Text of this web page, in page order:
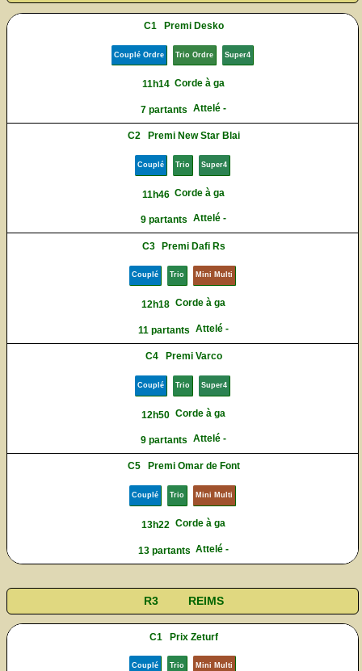
C1 Premi Desko
Couplé Ordre Trio Ordre Super4
11h14 Corde à ga
7 partants Attelé -
C2 Premi New Star Blai
Couplé Trio Super4
11h46 Corde à ga
9 partants Attelé -
C3 Premi Dafi Rs
Couplé Trio Mini Multi
12h18 Corde à ga
11 partants Attelé -
C4 Premi Varco
Couplé Trio Super4
12h50 Corde à ga
9 partants Attelé -
C5 Premi Omar de Font
Couplé Trio Mini Multi
13h22 Corde à ga
13 partants Attelé -
R3 REIMS
C1 Prix Zeturf
Couplé Trio Mini Multi